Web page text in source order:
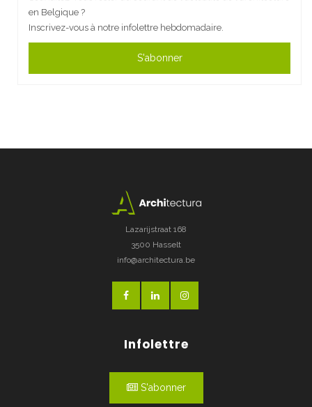
en Belgique ?
Inscrivez-vous à notre infolettre hebdomadaire.
S'abonner
Lazarijstraat 168
3500 Hasselt
info@architectura.be
Infolettre
S'abonner